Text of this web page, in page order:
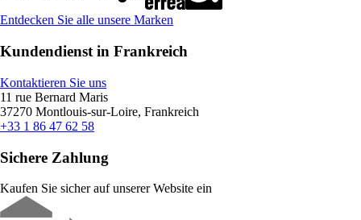
Entdecken Sie alle unsere Marken
Kundendienst in Frankreich
Kontaktieren Sie uns
11 rue Bernard Maris
37270 Montlouis-sur-Loire, Frankreich
+33 1 86 47 62 58
Sichere Zahlung
Kaufen Sie sicher auf unserer Website ein